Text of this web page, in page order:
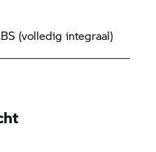
(volledig integraal)